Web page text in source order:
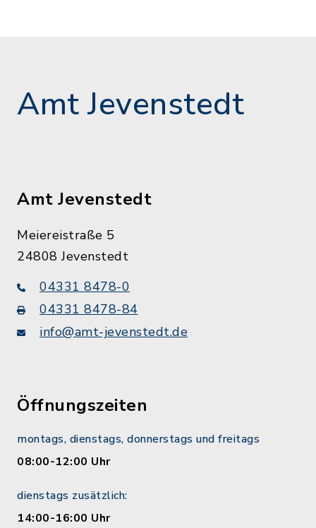
Amt Jevenstedt
Amt Jevenstedt
Meiereistraße 5
24808 Jevenstedt
04331 8478-0
04331 8478-84
info@amt-jevenstedt.de
Öffnungszeiten
montags, dienstags, donnerstags und freitags
08:00-12:00 Uhr
dienstags zusätzlich:
14:00-16:00 Uhr